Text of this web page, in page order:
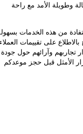
الأمد مع راحة
هذه الخدمات بسهولة
علىتقييمات العملاء
وآرائهم حول جودة
قبل حجز موعدكم